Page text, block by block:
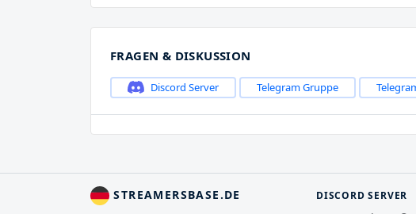
FRAGEN & DISKUSSION
Discord Server Telegram Gruppe
STREAMERSBASE.DE DISCORD SERVER